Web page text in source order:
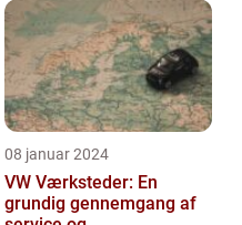
08 januar 2024
VW Værksteder: En
grundig gennemgang af